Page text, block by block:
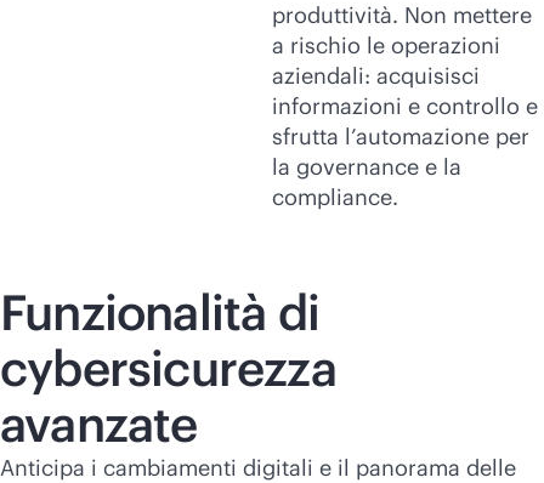
produttività. Non mettere
a rischio le operazioni
aziendali: acquisisci
informazioni e controllo e
sfrutta l’automazione per
la governance e la
compliance.
Funzionalità di
cybersicurezza
avanzate
Anticipa i cambiamenti digitali e il panorama delle